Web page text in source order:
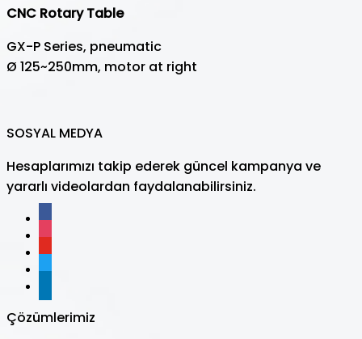
CNC Rotary Table
GX-P Series, pneumatic
Ø 125~250mm, motor at right
SOSYAL MEDYA
Hesaplarımızı takip ederek güncel kampanya ve
yararlı videolardan faydalanabilirsiniz.
Çözümlerimiz